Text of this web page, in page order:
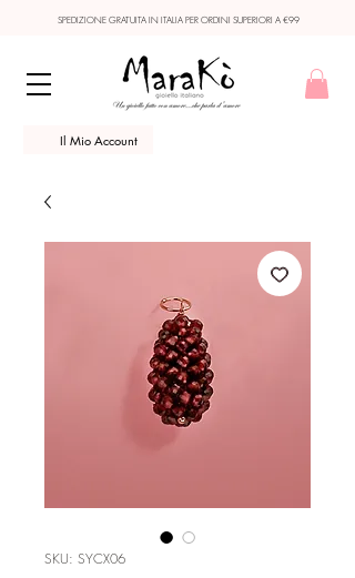
Il Mio Account
SPEDIZIONE GRATUITA IN ITALIA PER ORDINI SUPERIORI A €99
SKU: SYCX06